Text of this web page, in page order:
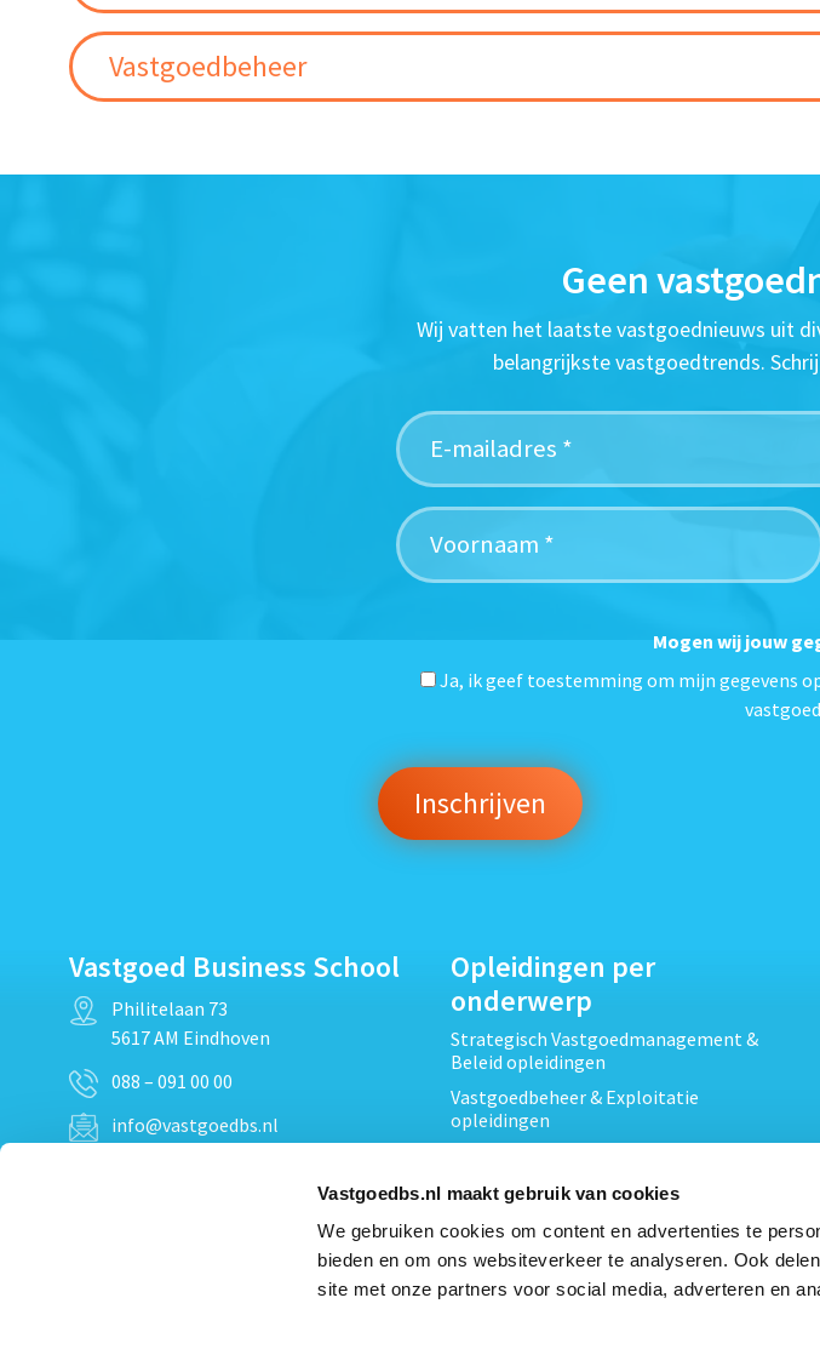
Vastgoedbs.nl maakt gebruik van cookies
We gebruiken cookies om content en advertenties te
bieden en om ons websiteverkeer te analyseren. Ook
site met onze partners voor social media, adverteren en
Vastgoedbeheer
Geen
Wij vatten het laatste vastgoednieuws uit
belangrijkste vastgoedtrends.
Mogen wij jouw
Ja, ik geef toestemming om mijn gegevens
Vastgoed Business School
Philitelaan 73
5617 AM Eindhoven
088 – 091 00 00
info@vastgoedbs.nl
Opleidingen per
onderwerp
Strategisch Vastgoedmanagement &
Beleid opleidingen
Vastgoedbeheer & Exploitatie
opleidingen
Projectontwikkeling &
Techniek, Onderhoud & Inspectie
Opleidingen
Verduurzaming en Energieprestatie